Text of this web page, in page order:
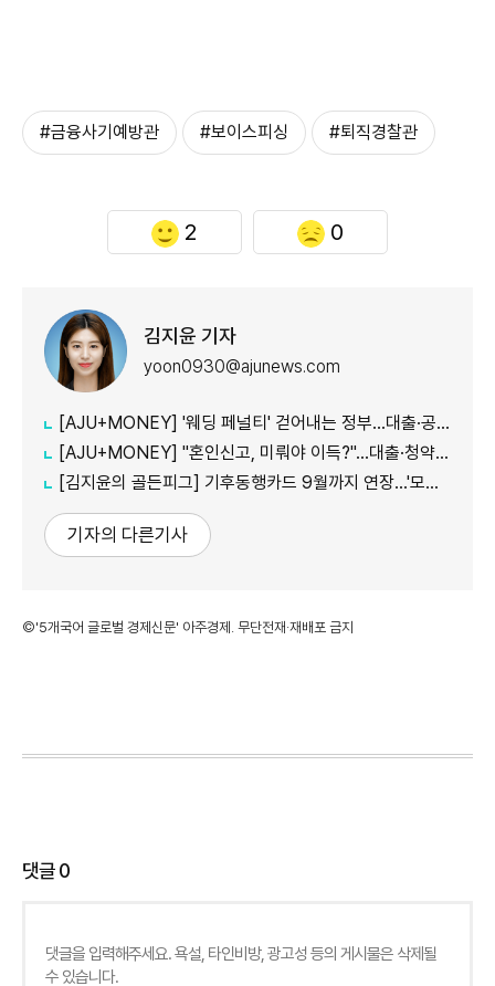
#금융사기예방관 #보이스피싱 #퇴직경찰관
2 0
김지윤 기자
yoon0930@ajunews.com
[AJU+MONEY] '웨딩 페널티' 걷어내는 정부…대출·공공임대 불이익 줄인다
[AJU+MONEY] "혼인신고, 미뤄야 이득?"…대출·청약·세금 따져보니
[김지윤의 골든피그] 기후동행카드 9월까지 연장…'모두의카드' 갈아탈 땐 혜택 따져야
기자의 다른기사
©'5개국어 글로벌 경제신문' 아주경제. 무단전재·재배포 금지
댓글0